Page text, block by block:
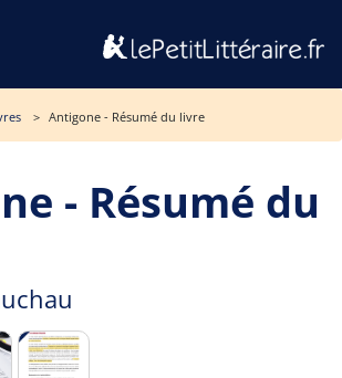
Antigone - Résumé du livre
- Résumé du